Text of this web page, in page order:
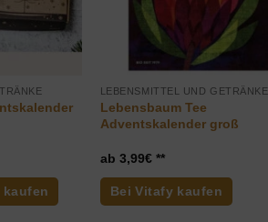
kaufen
LEBENSMITTEL UND GETRÄNKE
Lebensbaum Tee
Adventskalender groß
3,99€
Bei Vitafy kaufen